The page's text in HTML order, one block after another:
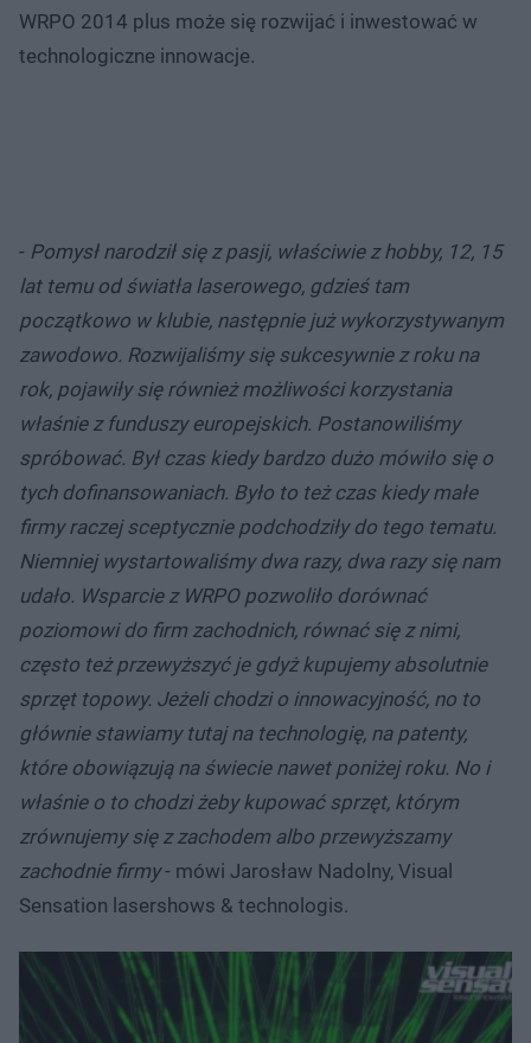
WRPO 2014 plus może się rozwijać i inwestować w
technologiczne innowacje.
- Pomysł narodził się z pasji, właściwie z hobby, 12, 15
lat temu od światła laserowego, gdzieś tam
początkowo w klubie, następnie już wykorzystywanym
zawodowo. Rozwijaliśmy się sukcesywnie z roku na
rok, pojawiły się również możliwości korzystania
właśnie z funduszy europejskich. Postanowiliśmy
spróbować. Był czas kiedy bardzo dużo mówiło się o
tych dofinansowaniach. Było to też czas kiedy małe
firmy raczej sceptycznie podchodziły do tego tematu.
Niemniej wystartowaliśmy dwa razy, dwa razy się nam
udało. Wsparcie z WRPO pozwoliło dorównać
poziomowi do firm zachodnich, równać się z nimi,
często też przewyższyć je gdyż kupujemy absolutnie
sprzęt topowy. Jeżeli chodzi o innowacyjność, no to
głównie stawiamy tutaj na technologię, na patenty,
które obowiązują na świecie nawet poniżej roku. No i
właśnie o to chodzi żeby kupować sprzęt, którym
zrównujemy się z zachodem albo przewyższamy
zachodnie firmy- mówi Jarosław Nadolny, Visual
Sensation lasershows & technologis.